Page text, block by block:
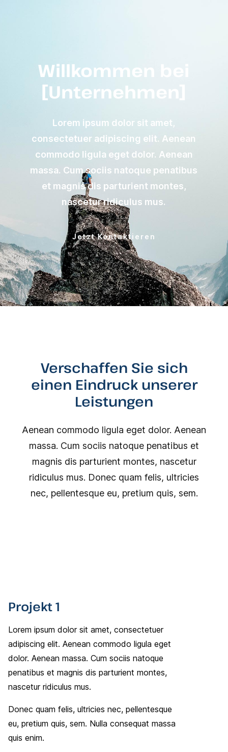
Willkommen bei
[Unternehmen]
Lorem ipsum dolor sit amet,
consectetuer adipiscing elit. Aenean
commodo ligula eget dolor. Aenean
massa. Cum sociis natoque penatibus
et magnis dis parturient montes,
nascetur ridiculus mus.
Jetzt Kontaktieren
Verschaffen Sie sich
einen Eindruck unserer
Leistungen
Aenean commodo ligula eget dolor. Aenean
massa. Cum sociis natoque penatibus et
magnis dis parturient montes, nascetur
ridiculus mus. Donec quam felis, ultricies
nec, pellentesque eu, pretium quis, sem.
Projekt 1
Lorem ipsum dolor sit amet, consectetuer
adipiscing elit. Aenean commodo ligula eget
dolor. Aenean massa. Cum sociis natoque
penatibus et magnis dis parturient montes,
nascetur ridiculus mus.
Donec quam felis, ultricies nec, pellentesque
eu, pretium quis, sem. Nulla consequat massa
quis enim.